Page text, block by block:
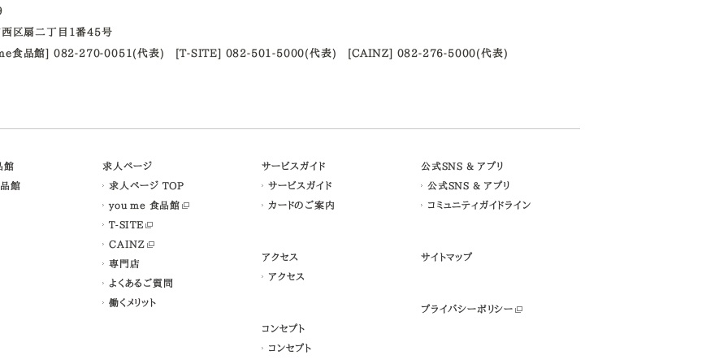
区扇二丁目1番45号
食品館] 082-270-0051(代表)
[T-SITE] 082-501-5000(代表) [CAINZ] 082-276-5000(代表)
館
館
求人ページ
求人ページ TOP
you me 食品館
T-SITE
CAINZ
専門店
よくあるご質問
働くメリット
サービスガイド
サービスガイド
カードのご案内
アクセス
アクセス
コンセプト
コンセプト
公式SNS & アプリ
公式SNS & アプリ
コミュニティガイドライン
サイトマップ
プライバシーポリシー